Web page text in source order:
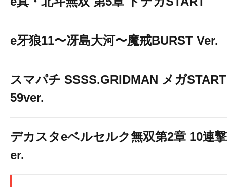
e牙狼11〜冴島大河〜魔戒BURST Ver.
スマパチ SSSS.GRIDMAN メガ
59ver.
デカスタeベルセルク無双第2章 10連
er.